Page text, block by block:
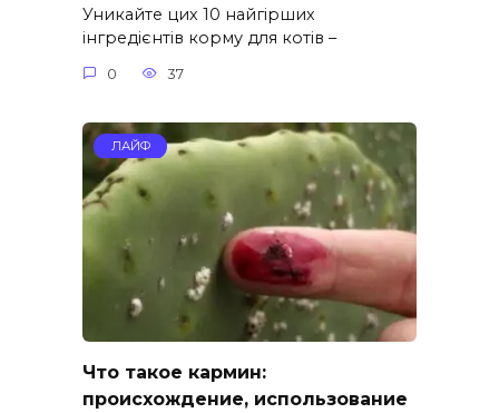
Уникайте цих 10 найгірших
інгредієнтів корму для котів –
0 37
ЛАЙФ
Что такое кармин:
происхождение, использование